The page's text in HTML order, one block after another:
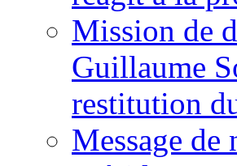
Mission de
Guillaume
restitution
Message